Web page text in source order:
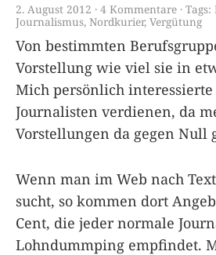
2. August 2012 4 Kommentare Tags:
Journalismus, Nordkurier, Vergütung
Von bestimmten
Vorstellung wie viel sie in
Mich persönlich
Journalisten verdienen, da
Vorstellungen da gegen Null
Wenn man im Web nach
sucht, so kommen dort
Cent, die jeder normale
Lohndummping empfindet.